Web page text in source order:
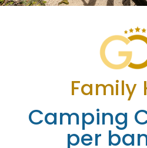
Family
Camping
per